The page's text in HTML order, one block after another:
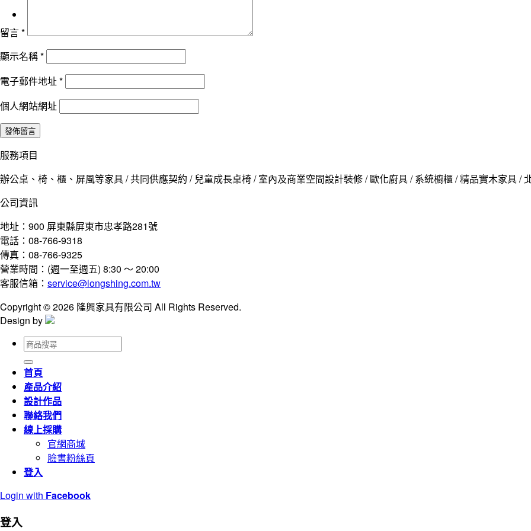
留言*
顯示名稱*
電子郵件地址*
個人網站網址
服務項目
辦公桌、椅、櫃、屏風等家具 / 共同供應契約 / 兒童成長桌椅 / 室內及商業空間設計裝修 / 歐化廚具 / 系統櫥櫃 / 精品實木家具 /
公司資訊
地址：900 屏東縣屏東市忠孝路281號
電話：08-766-9318
傳真：08-766-9325
營業時間：(週一至週五) 8:30 ～ 20:00
客服信箱： service@longshing.com.tw
Copyright © 2026 隆興家具有限公司 All Rights Reserved.
Design by
搜
尋
關
鍵
字:
首頁
產品介紹
設計作品
聯絡我們
線上採購
官網商城
臉書粉絲頁
登入
Login with Facebook
登入